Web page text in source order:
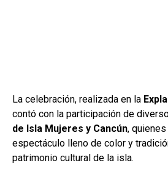
La celebración, realizada en la
contó con la participación de
de Isla Mujeres y Cancún,
espectáculo lleno de color y
patrimonio cultural de la isla.